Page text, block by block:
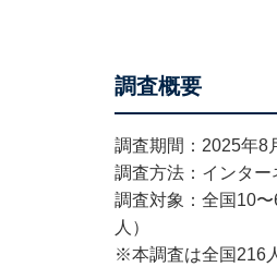
調査概要
調査期間：2025年8
調査方法：インター
調査対象：全国10
人）
※本調査は全国216